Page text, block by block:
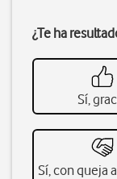
¿Te ha
Sí,
Sí, con queja